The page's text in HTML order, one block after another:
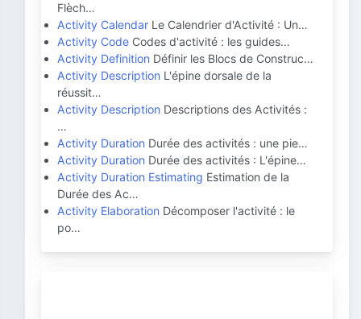
Flèch…
Activity Calendar Le Calendrier d'Activité : Un…
Activity Code Codes d'activité : les guides…
Activity Definition Définir les Blocs de Construc…
Activity Description L'épine dorsale de la
réussit…
Activity Description Descriptions des Activités :
…
Activity Duration Durée des activités : une pie…
Activity Duration Durée des activités : L'épine…
Activity Duration Estimating Estimation de la
Durée des Ac…
Activity Elaboration Décomposer l'activité : le
po…